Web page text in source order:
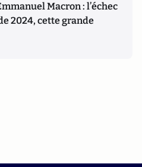
Macron : l’échec
2024, cette grande